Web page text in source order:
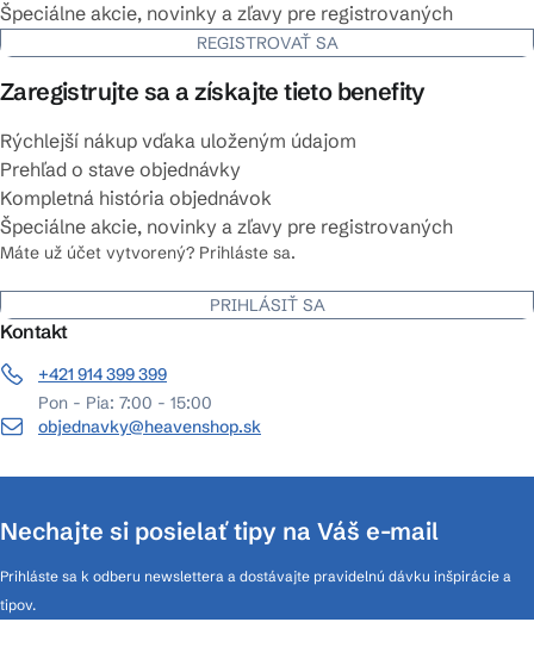
Špeciálne akcie, novinky a zľavy pre registrovaných
REGISTROVAŤ SA
Zaregistrujte sa a získajte tieto benefity
Rýchlejší nákup vďaka uloženým údajom
Prehľad o stave objednávky
Kompletná história objednávok
Špeciálne akcie, novinky a zľavy pre registrovaných
Máte už účet vytvorený? Prihláste sa.
PRIHLÁSIŤ SA
Kontakt
+421 914 399 399
Pon - Pia: 7:00 - 15:00
objednavky@heavenshop.sk
Nechajte si posielať tipy na Váš e-mail
Prihláste sa k odberu newslettera a dostávajte pravidelnú dávku inšpirácie a
tipov.